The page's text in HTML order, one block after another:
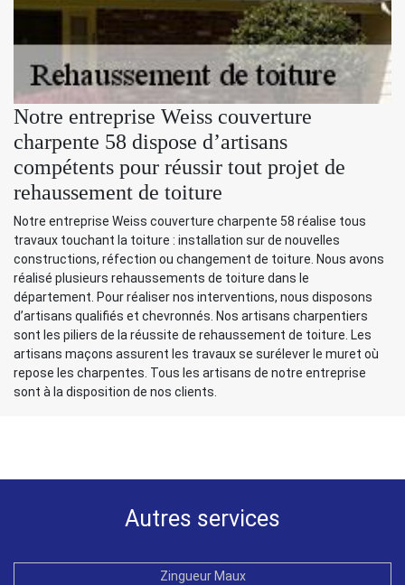
Notre entreprise Weiss couverture
charpente 58 dispose d’artisans
compétents pour réussir tout projet de
rehaussement de toiture
Notre entreprise Weiss couverture charpente 58 réalise tous
travaux touchant la toiture : installation sur de nouvelles
constructions, réfection ou changement de toiture. Nous avons
réalisé plusieurs rehaussements de toiture dans le
département. Pour réaliser nos interventions, nous disposons
d’artisans qualifiés et chevronnés. Nos artisans charpentiers
sont les piliers de la réussite de rehaussement de toiture. Les
artisans maçons assurent les travaux se surélever le muret où
repose les charpentes. Tous les artisans de notre entreprise
sont à la disposition de nos clients.
Autres services
Zingueur Maux